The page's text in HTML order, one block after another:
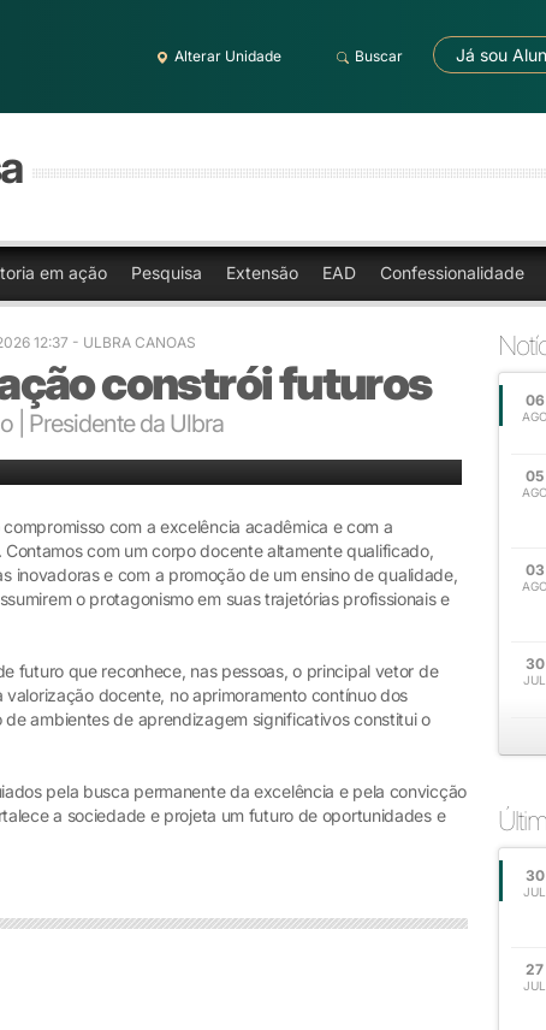
Alterar Unidade Buscar Já sou
em ação Pesquisa Extensão EAD Confessionalidade
12:37 - ULBRA CANOAS
constrói futuros
| Presidente da Ulbra
com a excelência acadêmica e com a
com um corpo docente altamente qualificado,
inovadoras e com a promoção de um ensino de qualidade,
o protagonismo em suas trajetórias profissionais e
futuro que reconhece, nas pessoas, o principal vetor de
docente, no aprimoramento contínuo dos
ambientes de aprendizagem significativos constitui o
pela busca permanente da excelência e pela convicção
a sociedade e projeta um futuro de oportunidades e
06
AGO
05
AGO
03
AGO
30
JUL
30
JUL
27
JUL